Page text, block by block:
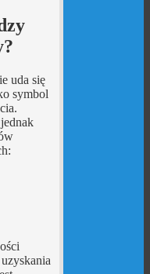
uda się
symbol